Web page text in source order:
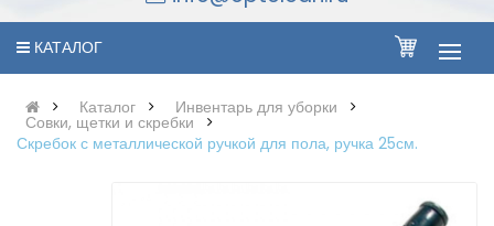
КАТАЛОГ
Каталог Инвентарь для уборки
Совки, щетки и скребки
Скребок с металлической ручкой для пола, ручка 25см.